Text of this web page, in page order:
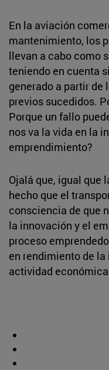
En la aviación
mantenimiento, los
llevan a cabo como
teniendo en cuenta
generado a partir de
previos sucedidos.
Porque un fallo
nos va la vida en la
emprendimiento?
Ojalá que, igual que
hecho que el
consciencia de que
la innovación y el
proceso
en rendimiento de
actividad